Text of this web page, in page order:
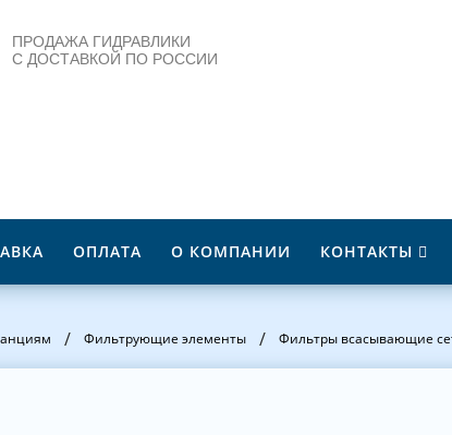
ПРОДАЖА ГИДРАВЛИКИ
С ДОСТАВКОЙ ПО РОССИИ
ОПЛАТА О КОМПАНИИ КОНТАКТЫ
/ Фильтрующие элементы / Фильтры всасывающие